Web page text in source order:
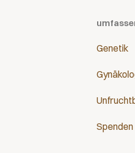
Genetik
Spenden